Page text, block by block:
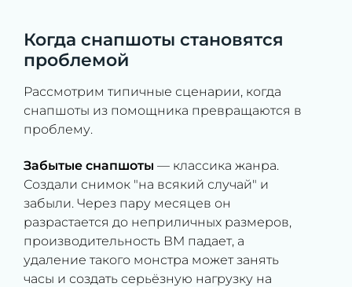
Когда снапшоты становятся
проблемой
Рассмотрим типичные сценарии, когда
снапшоты из помощника превращаются в
проблему.
Забытые снапшоты — классика жанра.
Создали снимок "на всякий случай" и
забыли. Через пару месяцев он
разрастается до неприличных размеров,
производительность ВМ падает, а
удаление такого монстра может занять
часы и создать серьёзную нагрузку на